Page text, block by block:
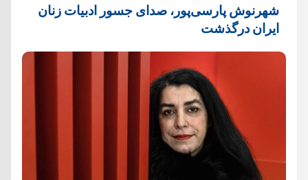
شهرنوش پارسی‌پور، صدای جسور ادبیات زنان
ایران درگذشت